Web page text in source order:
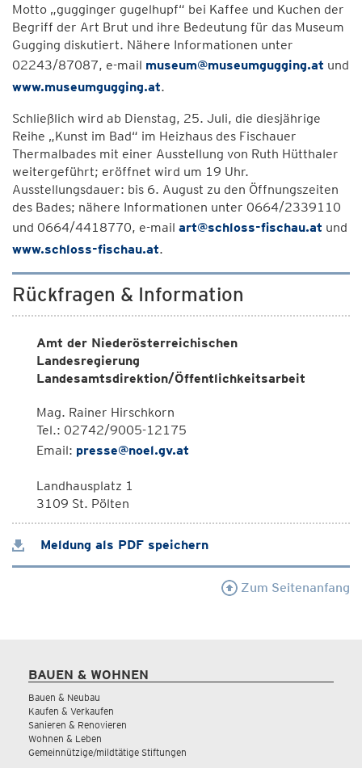
Motto „gugginger gugelhupf“ bei Kaffee und Kuchen der
Begriff der Art Brut und ihre Bedeutung für das Museum
Gugging diskutiert. Nähere Informationen unter
02243/87087, e-mail museum@museumgugging.at und
www.museumgugging.at.
Schließlich wird ab Dienstag, 25. Juli, die diesjährige
Reihe „Kunst im Bad“ im Heizhaus des Fischauer
Thermalbades mit einer Ausstellung von Ruth Hütthaler
weitergeführt; eröffnet wird um 19 Uhr.
Ausstellungsdauer: bis 6. August zu den Öffnungszeiten
des Bades; nähere Informationen unter 0664/2339110
und 0664/4418770, e-mail art@schloss-fischau.at und
www.schloss-fischau.at.
Rückfragen & Information
Amt der Niederösterreichischen
Landesregierung
Landesamtsdirektion/Öffentlichkeitsarbeit
Mag. Rainer Hirschkorn
Tel.: 02742/9005-12175
Email: presse@noel.gv.at
Landhausplatz 1
3109 St. Pölten
Meldung als PDF speichern
Zum Seitenanfang
BAUEN & WOHNEN
Bauen & Neubau
Kaufen & Verkaufen
Sanieren & Renovieren
Wohnen & Leben
Gemeinnützige/mildtätige Stiftungen